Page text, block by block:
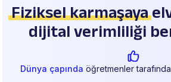
Fiziksel karmaşaya
dijital verimliliği
Dünya çapında öğretmenler